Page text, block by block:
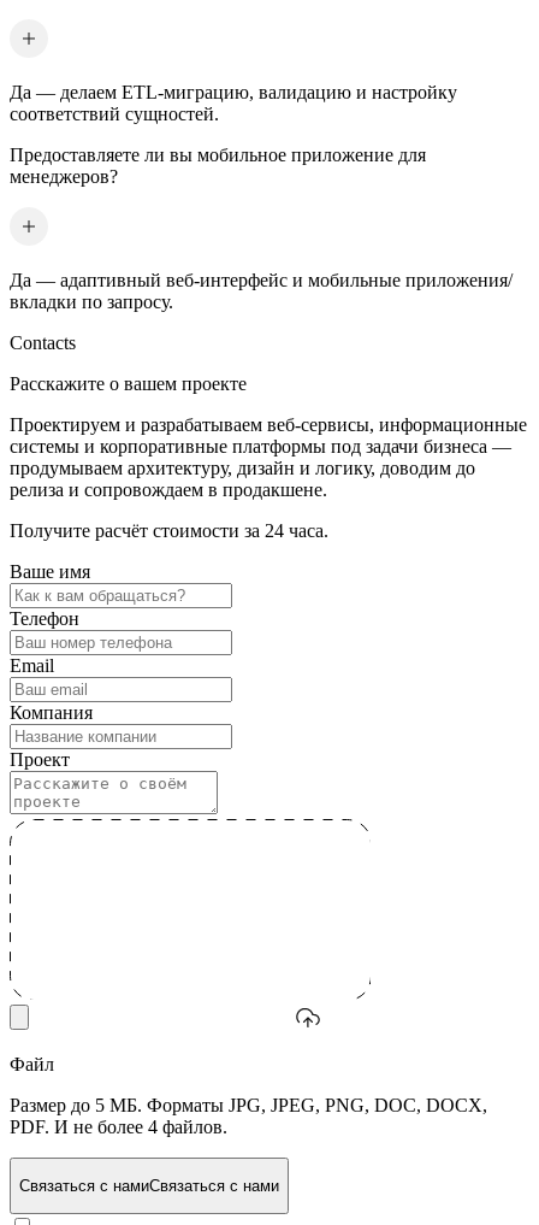
Да — делаем ETL-миграцию, валидацию и настройку
соответствий сущностей.
Предоставляете ли вы мобильное приложение для
менеджеров?
Да — адаптивный веб-интерфейс и мобильные приложения/
вкладки по запросу.
Contacts
Расскажите о вашем проекте
Проектируем и разрабатываем веб-сервисы, информационные
системы и корпоративные платформы под задачи бизнеса —
продумываем архитектуру, дизайн и логику, доводим до
релиза и сопровождаем в продакшене.
Получите расчёт стоимости за 24 часа.
Ваше имя
Телефон
Email
Компания
Проект
Файл
Размер до 5 МБ. Форматы JPG, JPEG, PNG, DOC, DOCX,
PDF. И не более 4 файлов.
Связаться с намиСвязаться с нами